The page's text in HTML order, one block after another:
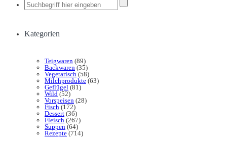
Kategorien
Teigwaren (89)
Backwaren (35)
Vegetarisch (58)
Milchprodukte (63)
Geflügel (81)
Wild (52)
Vorspeisen (28)
Fisch (172)
Dessert (36)
Fleisch (267)
Suppen (64)
Rezepte (714)